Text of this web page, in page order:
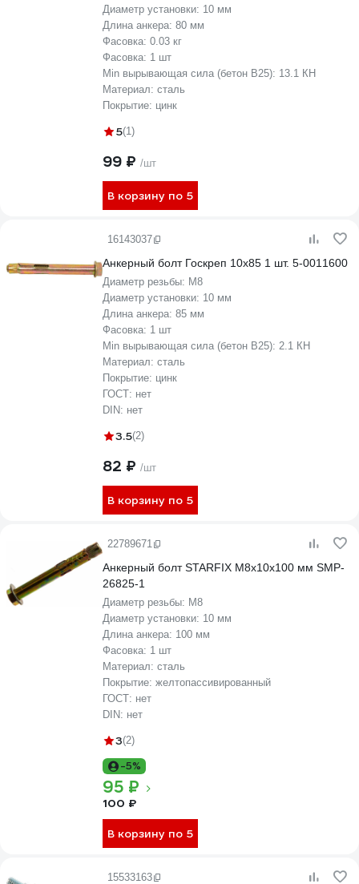
Диаметр установки: 10 мм
Длина анкера: 80 мм
Фасовка: 0.03 кг
Фасовка: 1 шт
Min вырывающая сила (бетон B25): 13.1 КН
Материал: сталь
Покрытие: цинк
5(1)
99 ₽ /шт
В корзину по 5
16143037
Анкерный болт Госкреп 10х85 1 шт. 5-0011600
Диаметр резьбы: М8
Диаметр установки: 10 мм
Длина анкера: 85 мм
Фасовка: 1 шт
Min вырывающая сила (бетон B25): 2.1 КН
Материал: сталь
Покрытие: цинк
ГОСТ: нет
DIN: нет
3.5(2)
82 ₽ /шт
В корзину по 5
22789671
Анкерный болт STARFIX М8x10x100 мм SMP-
26825-1
Диаметр резьбы: М8
Диаметр установки: 10 мм
Длина анкера: 100 мм
Фасовка: 1 шт
Материал: сталь
Покрытие: желтопассивированный
ГОСТ: нет
DIN: нет
3(2)
-5%
95 ₽
100 ₽
В корзину по 5
15533163